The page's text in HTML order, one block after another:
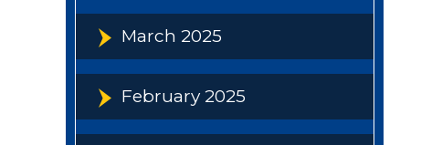
March 2025
February 2025